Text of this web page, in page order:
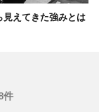
見えてきた強みとは
件